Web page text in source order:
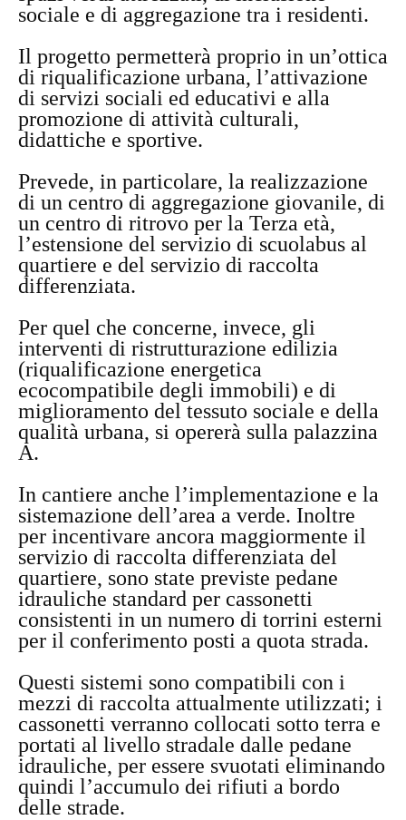
sociale e di aggregazione tra i residenti.
Il progetto permetterà proprio in un’ottica
di riqualificazione urbana, l’attivazione
di servizi sociali ed educativi e alla
promozione di attività culturali,
didattiche e sportive.
Prevede, in particolare, la realizzazione
di un centro di aggregazione giovanile, di
un centro di ritrovo per la Terza età,
l’estensione del servizio di scuolabus al
quartiere e del servizio di raccolta
differenziata.
Per quel che concerne, invece, gli
interventi di ristrutturazione edilizia
(riqualificazione energetica
ecocompatibile degli immobili) e di
miglioramento del tessuto sociale e della
qualità urbana, si opererà sulla palazzina
A.
In cantiere anche l’implementazione e la
sistemazione dell’area a verde. Inoltre
per incentivare ancora maggiormente il
servizio di raccolta differenziata del
quartiere, sono state previste pedane
idrauliche standard per cassonetti
consistenti in un numero di torrini esterni
per il conferimento posti a quota strada.
Questi sistemi sono compatibili con i
mezzi di raccolta attualmente utilizzati; i
cassonetti verranno collocati sotto terra e
portati al livello stradale dalle pedane
idrauliche, per essere svuotati eliminando
quindi l’accumulo dei rifiuti a bordo
delle strade.